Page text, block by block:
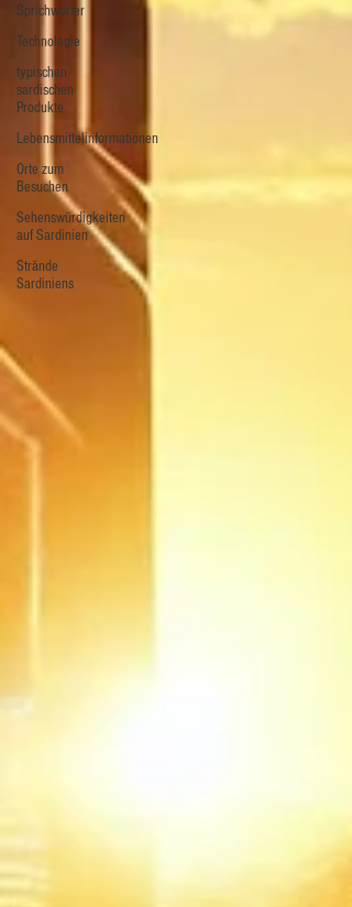
Sprichwörter
Technologie
typischen
sardischen
Produkte
Lebensmittelinformationen
Orte zum
Besuchen
Sehenswürdigkeiten
auf Sardinien
Strände
Sardiniens